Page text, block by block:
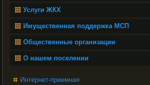
Услуги ЖКХ
Имущественная поддержка МСП
Общественные организации
О нашем поселении
Интернет-приемная